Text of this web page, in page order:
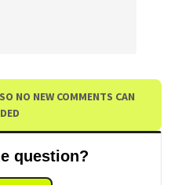
NO NEW COMMENTS CAN
question?